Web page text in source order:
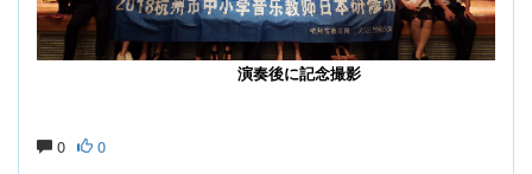
演奏後に記念撮影
0 0